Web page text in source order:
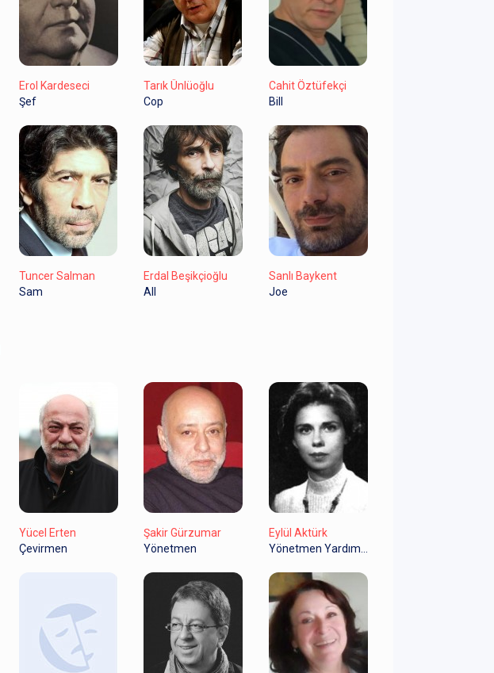
Erol Kardeseci
Şef
Tarık Ünlüoğlu
Cop
Cahit Öztüfekçi
Bill
Tuncer Salman
Sam
Erdal Beşikçioğlu
All
Sanlı Baykent
Joe
Yücel Erten
Çevirmen
Şakir Gürzumar
Yönetmen
Eylül Aktürk
Yönetmen Yardımcısı